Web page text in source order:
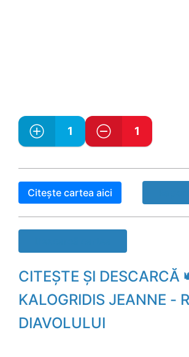
1 1
Citește cartea aici
CITEȘTE ȘI DESCARCĂ
KALOGRIDIS JEANNE -
DIAVOLULUI